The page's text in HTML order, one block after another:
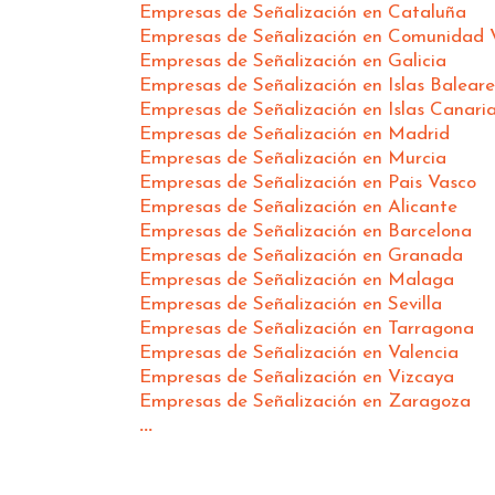
Empresas de Señalización en Cataluña
Empresas de Señalización en Comunidad
Empresas de Señalización en Galicia
Empresas de Señalización en Islas
Empresas de Señalización en Islas
Empresas de Señalización en Madrid
Empresas de Señalización en Murcia
Empresas de Señalización en Pais Vasco
Empresas de Señalización en Alicante
Empresas de Señalización en Barcelona
Empresas de Señalización en Granada
Empresas de Señalización en Malaga
Empresas de Señalización en Sevilla
Empresas de Señalización en Tarragona
Empresas de Señalización en Valencia
Empresas de Señalización en Vizcaya
Empresas de Señalización en Zaragoza
...